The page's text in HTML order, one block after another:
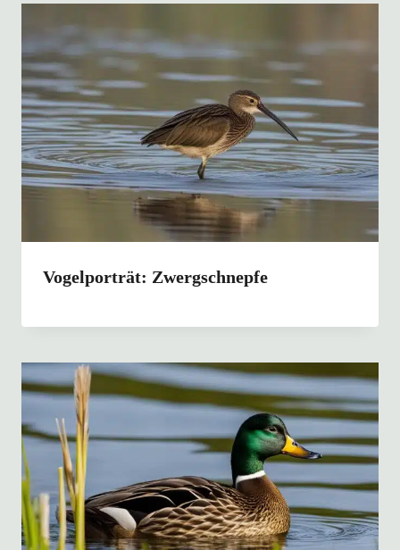
Vogelporträt: Zwergschnepfe